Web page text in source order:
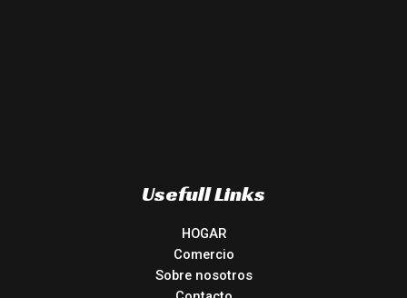
Usefull Links
HOGAR
Comercio
Sobre nosotros